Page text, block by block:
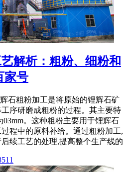
解析：粗粉、细粉和
家号
石粗粉加工是将原始的锂辉石矿
序研磨成粗粉的过程。其主要特
03mm。这种粗粉主要用于锂辉石
程中的原料补给。通过粗粉加工,
续工艺的处理,提高整个生产线的